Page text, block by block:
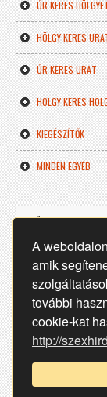
A
amik
további
cookie-kat
http://
ÚR KERES
HÖLGY KERES
ÚR KERES URAT
HÖLGY KERES
KIEGÉSZÍTŐK
MINDEN EGYÉB
KERÜLJ FEL TE IS
SZERETNÉL
MÁS DOLGOD, MINT
MEGJELENÍTÜNK AZ